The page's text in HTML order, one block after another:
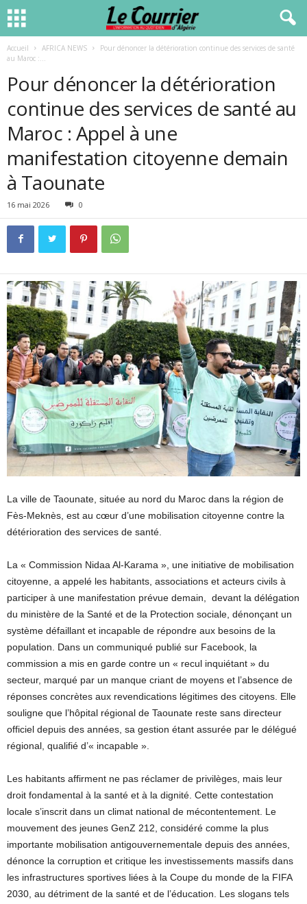
Accueil AFRICA NEWS
Pour dénoncer la détérioration continue des services de santé
au Maroc :...
Pour dénoncer la détérioration
continue des services de santé au
Maroc : Appel à une
manifestation citoyenne demain
à Taounate
16 mai 2026 0
La ville de Taounate, située au nord du Maroc dans la région de
Fès-Meknès, est au cœur d’une mobilisation citoyenne contre la
détérioration des services de santé.
La « Commission Nidaa Al-Karama », une initiative de mobilisation
citoyenne, a appelé les habitants, associations et acteurs civils à
participer à une manifestation prévue demain, devant la délégation
du ministère de la Santé et de la Protection sociale, dénonçant un
système défaillant et incapable de répondre aux besoins de la
population. Dans un communiqué publié sur Facebook, la
commission a mis en garde contre un « recul inquiétant » du
secteur, marqué par un manque criant de moyens et l’absence de
réponses concrètes aux revendications légitimes des citoyens. Elle
souligne que l’hôpital régional de Taounate reste sans directeur
officiel depuis des années, sa gestion étant assurée par le délégué
régional, qualifié d’« incapable ».
Les habitants affirment ne pas réclamer de privilèges, mais leur
droit fondamental à la santé et à la dignité. Cette contestation
locale s’inscrit dans un climat national de mécontentement. Le
mouvement des jeunes GenZ 212, considéré comme la plus
importante mobilisation antigouvernementale depuis des années,
dénonce la corruption et critique les investissements massifs dans
les infrastructures sportives liées à la Coupe du monde de la FIFA
2030, au détriment de la santé et de l’éducation. Les slogans tels